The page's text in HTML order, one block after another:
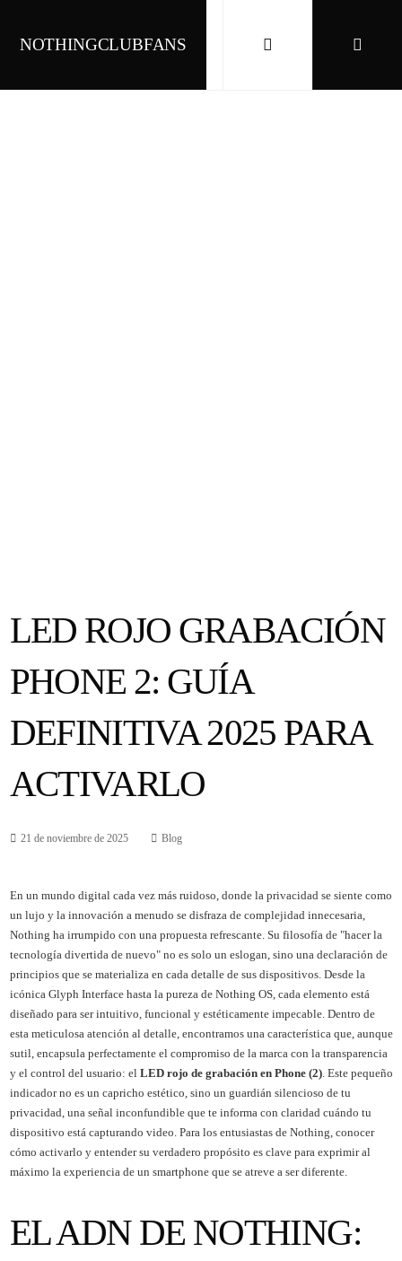
NOTHINGCLUBFANS
LED ROJO GRABACIÓN
PHONE 2: GUÍA
DEFINITIVA 2025 PARA
ACTIVARLO
21 de noviembre de 2025 Blog
En un mundo digital cada vez más ruidoso, donde la privacidad se siente como
un lujo y la innovación a menudo se disfraza de complejidad innecesaria,
Nothing ha irrumpido con una propuesta refrescante. Su filosofía de "hacer la
tecnología divertida de nuevo" no es solo un eslogan, sino una declaración de
principios que se materializa en cada detalle de sus dispositivos. Desde la
icónica Glyph Interface hasta la pureza de Nothing OS, cada elemento está
diseñado para ser intuitivo, funcional y estéticamente impecable. Dentro de
esta meticulosa atención al detalle, encontramos una característica que, aunque
sutil, encapsula perfectamente el compromiso de la marca con la transparencia
y el control del usuario: el LED rojo de grabación en Phone (2). Este pequeño
indicador no es un capricho estético, sino un guardián silencioso de tu
privacidad, una señal inconfundible que te informa con claridad cuándo tu
dispositivo está capturando video. Para los entusiastas de Nothing, conocer
cómo activarlo y entender su verdadero propósito es clave para exprimir al
máximo la experiencia de un smartphone que se atreve a ser diferente.
EL ADN DE NOTHING: